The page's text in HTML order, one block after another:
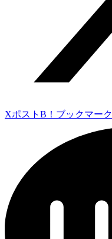
Xポスト B！ブックマーク